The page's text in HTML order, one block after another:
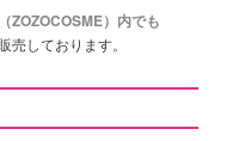
ZOZOCOSME）内でも
売しております。